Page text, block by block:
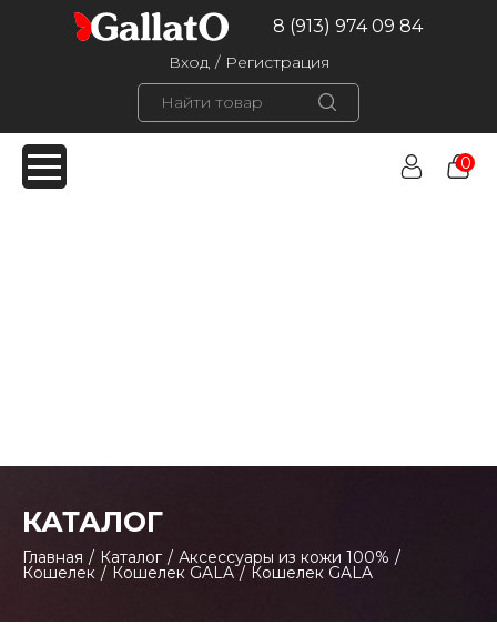
8 (913) 974 09 84
Вход / Регистрация
0
КАТАЛОГ
Главная / Каталог / Аксессуары из кожи 100% /
Кошелек / Кошелек GALA / Кошелек GALA